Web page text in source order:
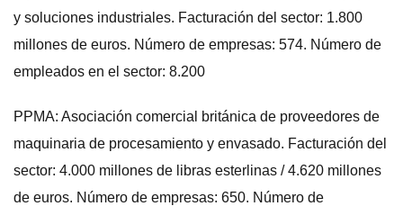
y soluciones industriales. Facturación del sector: 1.800
millones de euros. Número de empresas: 574. Número de
empleados en el sector: 8.200
PPMA: Asociación comercial británica de proveedores de
maquinaria de procesamiento y envasado. Facturación del
sector: 4.000 millones de libras esterlinas / 4.620 millones
de euros. Número de empresas: 650. Número de